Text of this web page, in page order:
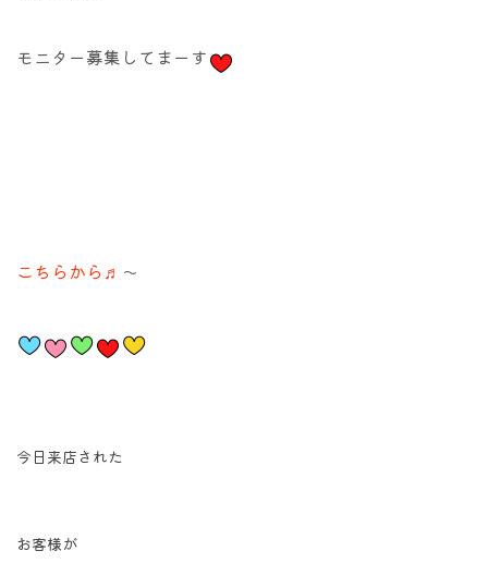
モニター募集してまーす
こちらから♬ 〜
今日来店された
お客様が